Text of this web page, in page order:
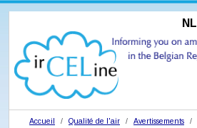
NL
Accueil Qualité de l'air Avertissements